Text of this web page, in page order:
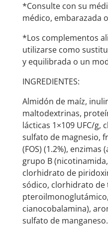
*Consulte con su
médico, embarazada
*Los complementos
utilizarse como
y equilibrada o un
INGREDIENTES:
Almidón de maíz,
maltodextrinas,
lácticas 1×109 UFC/g,
sulfato de magnesio,
(FOS) (1.2%),
grupo B
clorhidrato de
sódico, clorhidrato de
cianocobalamina),
sulfato de manganeso.